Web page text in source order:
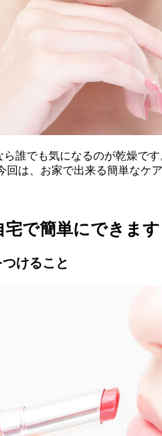
誰でも気になるのが乾燥で
は、お家で出来る簡単なケア
宅で簡単にできます
けること